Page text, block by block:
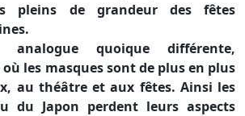
pleins de grandeur des fêtes
analogue quoique différente,
où les masques sont de plus en plus
au théâtre et aux fêtes. Ainsi les
du Japon perdent leurs aspects